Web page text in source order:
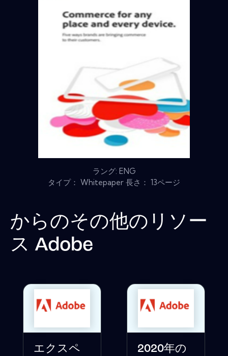
ラング: ENG
タイプ： Whitepaper 長さ： 13ページ
からのその他のリソー
ス Adobe
エクスペ
2020年の